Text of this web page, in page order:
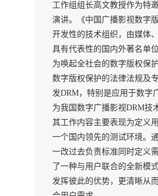
工作组组长高文教授作为特
演讲。《中国广播影视数字
开发性的技术组织，由媒体
具有代表性的国内外著名单
为唤起全社会的数字版权保
数字版权保护的法律法规及
发DRM，特别是应用于数字
为我国数字广播影视DRM技
其工作内容主要表现为定义
一个国内领先的测试环境。
一改过去负责标准同时定义
了一种与用户联合的全新模
发挥彼此的优势，更清晰从